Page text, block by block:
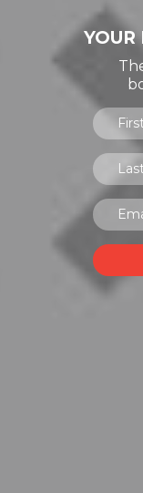
YOUR